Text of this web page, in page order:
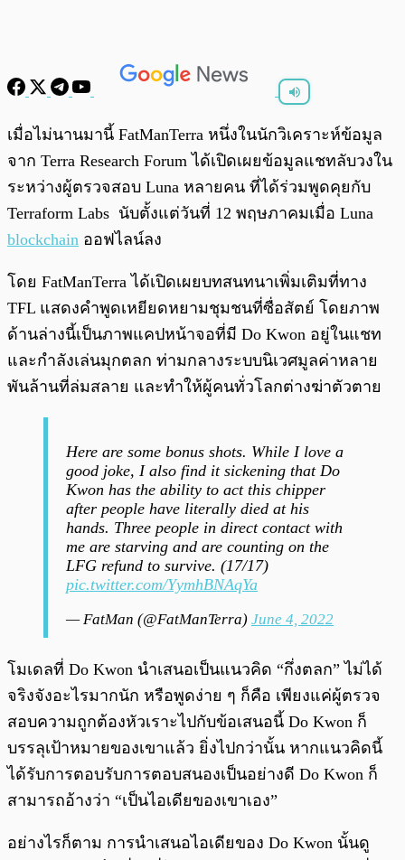
/ 0:00
เมื่อไม่นานมานี้ FatManTerra หนึ่งในนักวิเคราะห์ข้อมูล
จาก Terra Research Forum ได้เปิดเผยข้อมูลแชทลับวงใน
ระหว่างผู้ตรวจสอบ Luna หลายคน ที่ได้ร่วมพูดคุยกับ
Terraform Labs นับตั้งแต่วันที่ 12 พฤษภาคมเมื่อ Luna
blockchain ออฟไลน์ลง
โดย FatManTerra ได้เปิดเผยบทสนทนาเพิ่มเติมที่ทาง
TFL แสดงคำพูดเหยียดหยามชุมชนที่ซื่อสัตย์ โดยภาพ
ด้านล่างนี้เป็นภาพแคปหน้าจอที่มี Do Kwon อยู่ในแชท
และกำลังเล่นมุกตลก ท่ามกลางระบบนิเวศมูลค่าหลาย
พันล้านที่ล่มสลาย และทำให้ผู้คนทั่วโลกต่างฆ่าตัวตาย
Here are some bonus shots. While I love a
good joke, I also find it sickening that Do
Kwon has the ability to act this chipper
after people have literally died at his
hands. Three people in direct contact with
me are starving and are counting on the
LFG refund to survive. (17/17)
pic.twitter.com/YymhBNAqYa
— FatMan (@FatManTerra) June 4, 2022
โมเดลที่ Do Kwon นำเสนอเป็นแนวคิด “กึ่งตลก” ไม่ได้
จริงจังอะไรมากนัก หรือพูดง่าย ๆ ก็คือ เพียงแค่ผู้ตรวจ
สอบความถูกต้องหัวเราะไปกับข้อเสนอนี้ Do Kwon ก็
บรรลุเป้าหมายของเขาแล้ว ยิ่งไปกว่านั้น หากแนวคิดนี้
ได้รับการตอบรับการตอบสนองเป็นอย่างดี Do Kwon ก็
สามารถอ้างว่า “เป็นไอเดียของเขาเอง”
อย่างไรก็ตาม การนำเสนอไอเดียของ Do Kwon นั้นดู